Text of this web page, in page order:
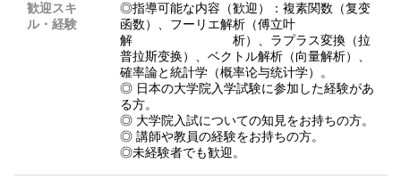
歓迎スキ
ル・経験
◎指導可能な内容（歓迎）：複素関数（复变
函数）、フーリエ解析（傅立叶
解 析）、ラプラス変換（拉
普拉斯变换）、ベクトル解析（向量解析）、
確率論と統計学（概率论与统计学）。
◎ 日本の大学院入学試験に参加した経験があ
る方。
◎ 大学院入試についての知見をお持ちの方。
◎ 講師や教員の経験をお持ちの方。
◎未経験者でも歓迎。